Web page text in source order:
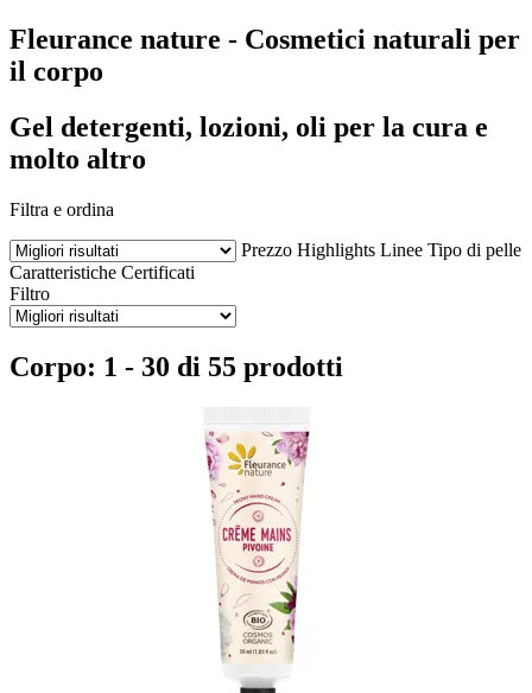
Fleurance nature - Cosmetici naturali per
il corpo
Gel detergenti, lozioni, oli per la cura e
molto altro
Filtra e ordina
Prezzo Highlights Linee Tipo di pelle
Caratteristiche Certificati
Filtro
Corpo: 1 - 30 di 55 prodotti